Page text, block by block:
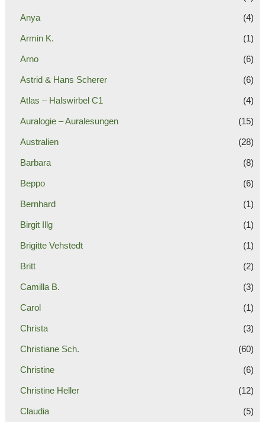
Anya (4)
Armin K. (1)
Arno (6)
Astrid & Hans Scherer (6)
Atlas – Halswirbel C1 (4)
Auralogie – Auralesungen (15)
Australien (28)
Barbara (8)
Beppo (6)
Bernhard (1)
Birgit Illg (1)
Brigitte Vehstedt (1)
Britt (2)
Camilla B. (3)
Carol (1)
Christa (3)
Christiane Sch. (60)
Christine (6)
Christine Heller (12)
Claudia (5)